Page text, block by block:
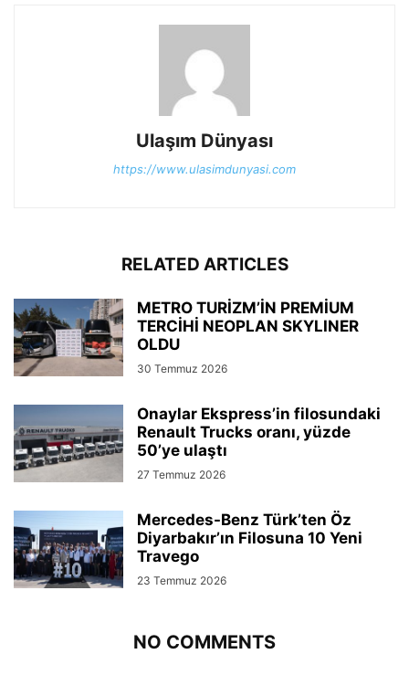
Ulaşım Dünyası
https://www.ulasimdunyasi.com
RELATED ARTICLES
METRO TURİZM’İN PREMİUM
TERCİHİ NEOPLAN SKYLINER
OLDU
30 Temmuz 2026
Onaylar Ekspress’in filosundaki
Renault Trucks oranı, yüzde
50’ye ulaştı
27 Temmuz 2026
Mercedes-Benz Türk’ten Öz
Diyarbakır’ın Filosuna 10 Yeni
Travego
23 Temmuz 2026
NO COMMENTS